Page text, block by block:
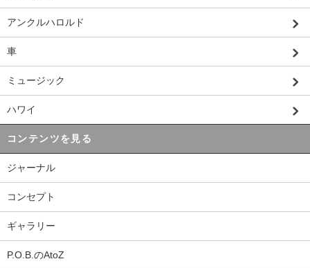
アンクルハロルド
車
ミュージック
ハワイ
コンテンツを見る
ジャーナル
コンセプト
ギャラリー
P.O.B.のAtoZ